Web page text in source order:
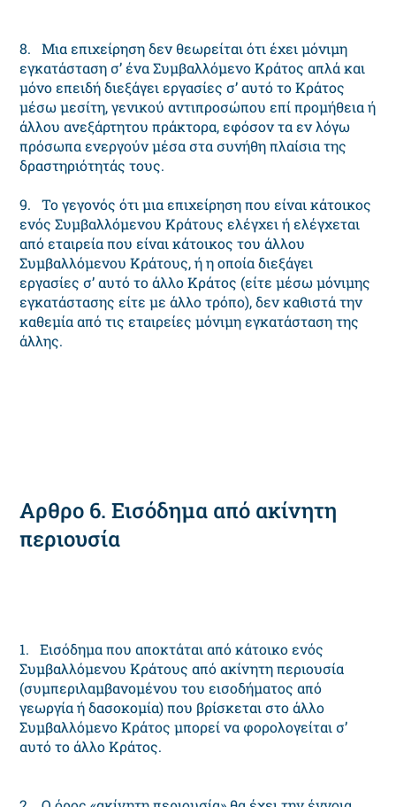
8. Μια επιχείρηση δεν θεωρείται ότι έχει μόνιμη
εγκατάσταση σ’ ένα Συμβαλλόμενο Κράτος απλά και
μόνο επειδή διεξάγει εργασίες σ’ αυτό το Κράτος
μέσω μεσίτη, γενικού αντιπροσώπου επί προμήθεια ή
άλλου ανεξάρτητου πράκτορα, εφόσον τα εν λόγω
πρόσωπα ενεργούν μέσα στα συνήθη πλαίσια της
δραστηριότητάς τους.
9. Το γεγονός ότι μια επιχείρηση που είναι κάτοικος
ενός Συμβαλλόμενου Κράτους ελέγχει ή ελέγχεται
από εταιρεία που είναι κάτοικος του άλλου
Συμβαλλόμενου Κράτους, ή η οποία διεξάγει
εργασίες σ’ αυτό το άλλο Κράτος (είτε μέσω μόνιμης
εγκατάστασης είτε με άλλο τρόπο), δεν καθιστά την
καθεμία από τις εταιρείες μόνιμη εγκατάσταση της
άλλης.
Αρθρο 6. Εισόδημα από ακίνητη
περιουσία
1. Εισόδημα που αποκτάται από κάτοικο ενός
Συμβαλλόμενου Κράτους από ακίνητη περιουσία
(συμπεριλαμβανομένου του εισοδήματος από
γεωργία ή δασοκομία) που βρίσκεται στο άλλο
Συμβαλλόμενο Κράτος μπορεί να φορολογείται σ’
αυτό το άλλο Κράτος.